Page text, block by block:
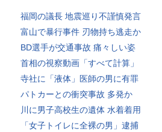
福岡の議長 地震巡り不謹慎発言
富山で暴行事件 刃物持ち逃走か
BD選手が交通事故 痛々しい姿
首相の視察動画「すべて計算」
寺社に「液体」医師の男に有罪
パトカーとの衝突事故 多発か
川に男子高校生の遺体 水着着用
「女子トイレに全裸の男」逮捕